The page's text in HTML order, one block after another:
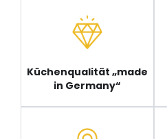
Küchenqualität „made
in Germany“